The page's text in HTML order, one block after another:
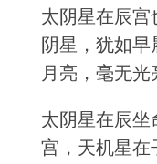
太阴星在辰
阴星，犹如
月亮，毫无光
太阴星在辰
宫，天机星在